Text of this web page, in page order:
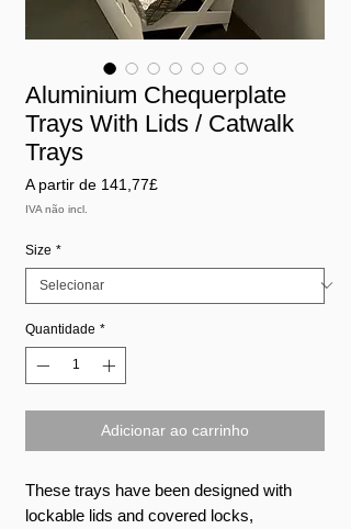
Aluminium Chequerplate
Trays With Lids / Catwalk
Trays
A partir de 141,77£
IVA não incl.
Size *
Quantidade *
Adicionar ao carrinho
These trays have been designed with
lockable lids and covered locks,